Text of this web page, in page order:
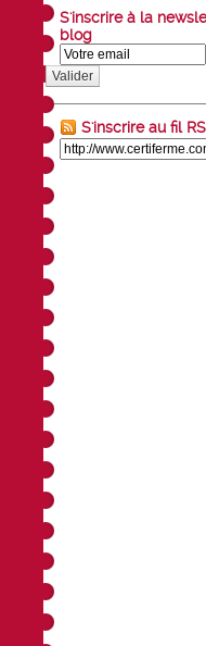
S'inscrire à la
blog
Valider
S'inscrire au fil